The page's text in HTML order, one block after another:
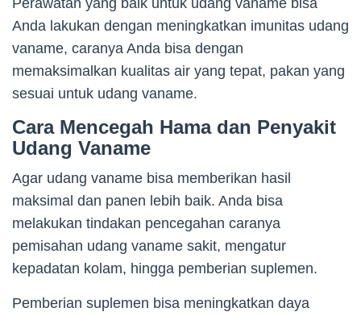
Anda lakukan dengan meningkatkan imunitas udang
vaname, caranya Anda bisa dengan
memaksimalkan kualitas air yang tepat, pakan yang
sesuai untuk udang vaname.
Cara Mencegah Hama dan Penyakit
Udang Vaname
Agar udang vaname bisa memberikan hasil
maksimal dan panen lebih baik. Anda bisa
melakukan tindakan pencegahan caranya
pemisahan udang vaname sakit, mengatur
kepadatan kolam, hingga pemberian suplemen.
Pemberian suplemen bisa meningkatkan daya